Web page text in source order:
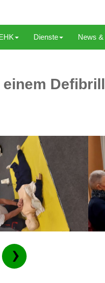
Dienste News &